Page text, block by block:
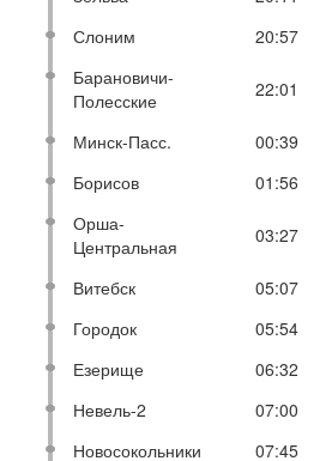
Слоним
20:57
Барановичи-
Полесские
22:01
Минск-Пасс. 00:39
Борисов
01:56
Орша-
Центральная
03:27
Витебск 05:07
Городок
05:54
Езерище
06:32
Невель-2
07:00
Новосокольники
07:45